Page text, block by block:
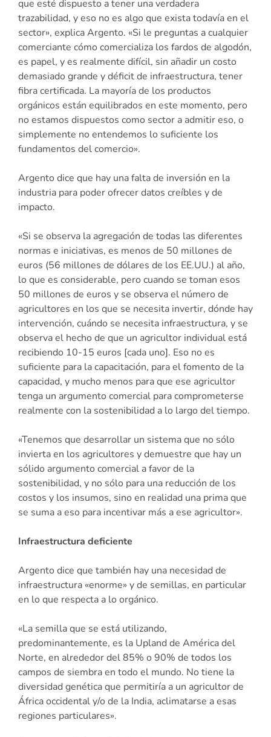
que esté dispuesto a tener una verdadera
trazabilidad, y eso no es algo que exista todavía en el
sector», explica Argento. «Si le preguntas a cualquier
comerciante cómo comercializa los fardos de algodón,
es papel, y es realmente difícil, sin añadir un costo
demasiado grande y déficit de infraestructura, tener
fibra certificada. La mayoría de los productos
orgánicos están equilibrados en este momento, pero
no estamos dispuestos como sector a admitir eso, o
simplemente no entendemos lo suficiente los
fundamentos del comercio».
Argento dice que hay una falta de inversión en la
industria para poder ofrecer datos creíbles y de
impacto.
«Si se observa la agregación de todas las diferentes
normas e iniciativas, es menos de 50 millones de
euros (56 millones de dólares de los EE.UU.) al año,
lo que es considerable, pero cuando se toman esos
50 millones de euros y se observa el número de
agricultores en los que se necesita invertir, dónde hay
intervención, cuándo se necesita infraestructura, y se
observa el hecho de que un agricultor individual está
recibiendo 10-15 euros [cada uno]. Eso no es
suficiente para la capacitación, para el fomento de la
capacidad, y mucho menos para que ese agricultor
tenga un argumento comercial para comprometerse
realmente con la sostenibilidad a lo largo del tiempo.
«Tenemos que desarrollar un sistema que no sólo
invierta en los agricultores y demuestre que hay un
sólido argumento comercial a favor de la
sostenibilidad, y no sólo para una reducción de los
costos y los insumos, sino en realidad una prima que
se suma a eso para incentivar más a ese agricultor».
Infraestructura deficiente
Argento dice que también hay una necesidad de
infraestructura «enorme» y de semillas, en particular
en lo que respecta a lo orgánico.
«La semilla que se está utilizando,
predominantemente, es la Upland de América del
Norte, en alrededor del 85% o 90% de todos los
campos de siembra en todo el mundo. No tiene la
diversidad genética que permitiría a un agricultor de
África occidental y/o de la India, aclimatarse a esas
regiones particulares».